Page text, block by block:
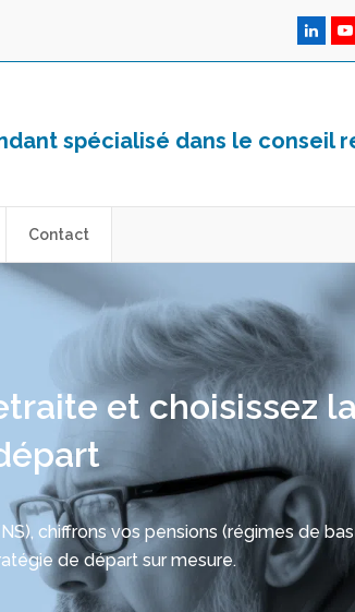
spécialisé dans le conseil
Contact
et choisissez la
chiffrons vos pensions (régimes de
de départ sur mesure.